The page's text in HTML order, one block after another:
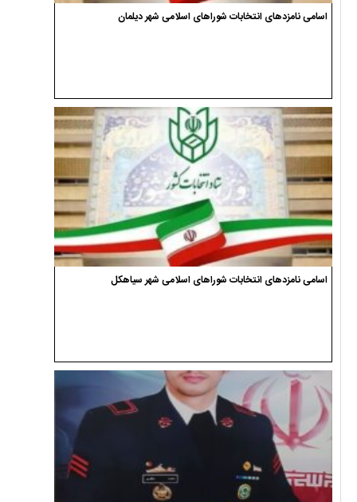
اسامی نامزدهای انتخابات شوراهای اسلامی شهر دیلمان
اسامی نامزدهای انتخابات شوراهای اسلامی شهر سیاهکل